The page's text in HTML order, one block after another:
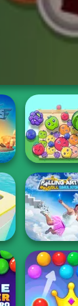
Fruit Party
Falling Art
Ragdoll
Simulator